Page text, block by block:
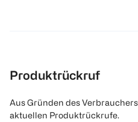
Produktrückruf
Aus Gründen des
aktuellen Produktrückrufe.